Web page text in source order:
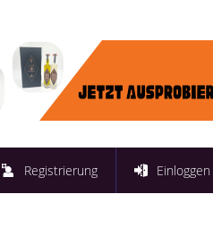
Registrierung Einloggen